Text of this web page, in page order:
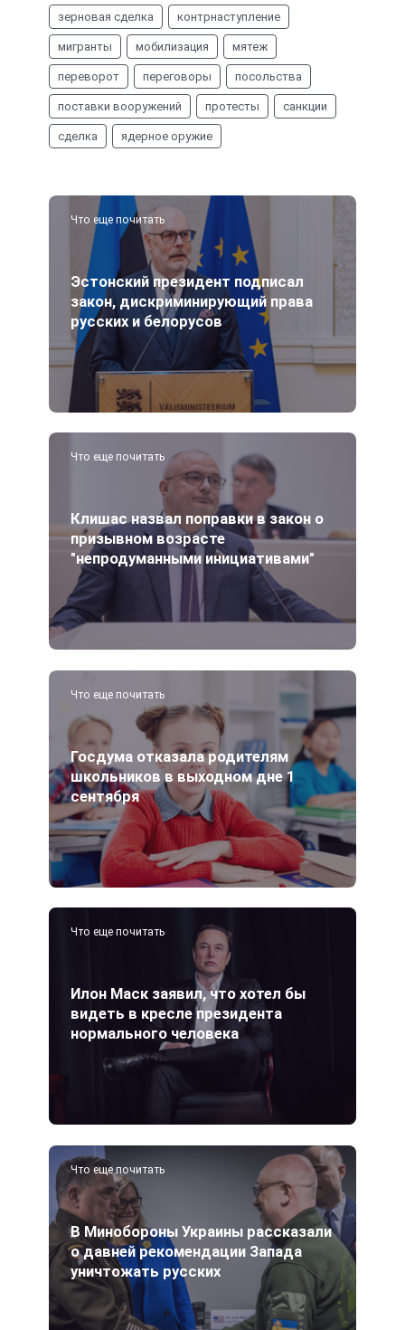
зерновая сделка контрнаступление
мигранты мобилизация мятеж
переворот переговоры посольства
поставки вооружений протесты санкции
сделка ядерное оружие
Что еще почитать
Эстонский президент подписал
закон, дискриминирующий права
русских и белорусов
Что еще почитать
Клишас назвал поправки в закон о
призывном возрасте
"непродуманными инициативами"
Что еще почитать
Госдума отказала родителям
школьников в выходном дне 1
сентября
Что еще почитать
Илон Маск заявил, что хотел бы
видеть в кресле президента
нормального человека
Что еще почитать
В Минобороны Украины рассказали
о давней рекомендации Запада
уничтожать русских